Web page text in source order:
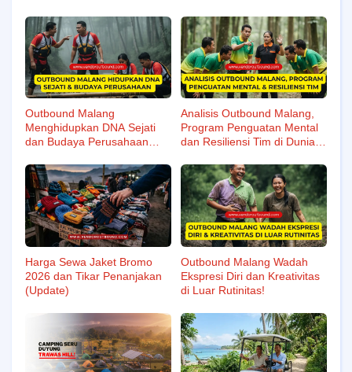
Outbound Malang
Menghidupkan DNA Sejati
dan Budaya Perusahaan
Analisis Outbound Malang,
Program Penguatan Mental
dan Resiliensi Tim di Dunia
Harga Sewa Jaket Bromo
2026 dan Tikar Penanjakan
(Update)
Outbound Malang Wadah
Ekspresi Diri dan Kreativitas
di Luar Rutinitas!